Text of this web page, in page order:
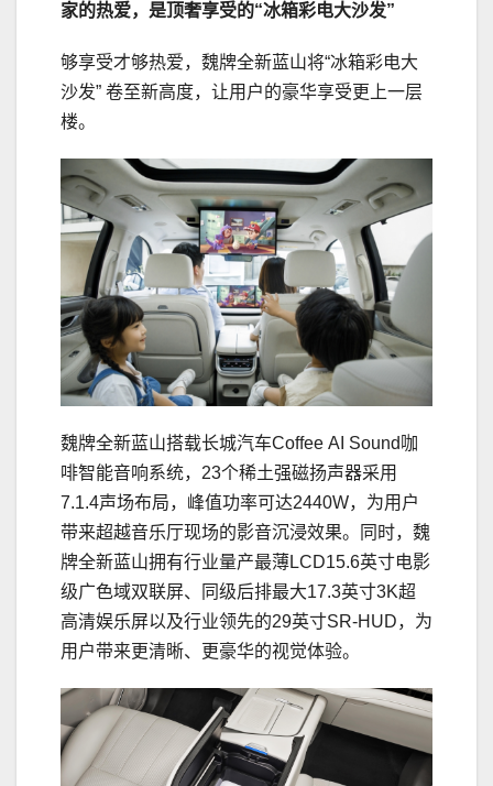
家的热爱，是顶奢享受的“冰箱彩电大沙发”
够享受才够热爱，魏牌全新蓝山将“冰箱彩电大
沙发” 卷至新高度，让用户的豪华享受更上一层
楼。
魏牌全新蓝山搭载长城汽车Coffee AI Sound咖
啡智能音响系统，23个稀土强磁扬声器采用
7.1.4声场布局，峰值功率可达2440W，为用户
带来超越音乐厅现场的影音沉浸效果。同时，魏
牌全新蓝山拥有行业量产最薄LCD15.6英寸电影
级广色域双联屏、同级后排最大17.3英寸3K超
高清娱乐屏以及行业领先的29英寸SR-HUD，为
用户带来更清晰、更豪华的视觉体验。